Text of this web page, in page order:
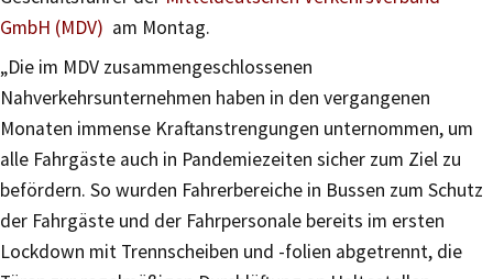
GmbH (MDV) am Montag.
„Die im MDV zusammengeschlossenen
Nahverkehrsunternehmen haben in den vergangenen
Monaten immense Kraftanstrengungen unternommen, um
alle Fahrgäste auch in Pandemiezeiten sicher zum Ziel zu
befördern. So wurden Fahrerbereiche in Bussen zum Schutz
der Fahrgäste und der Fahrpersonale bereits im ersten
Lockdown mit Trennscheiben und -folien abgetrennt, die